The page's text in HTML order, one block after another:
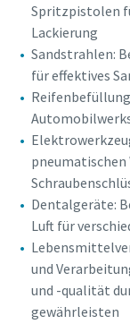
Spritzpistolen
Lackierung
Sandstrahlen:
für effektives
pneumatischen
Dentalgeräte:
Luft für
und
und -qualität
gewährleisten